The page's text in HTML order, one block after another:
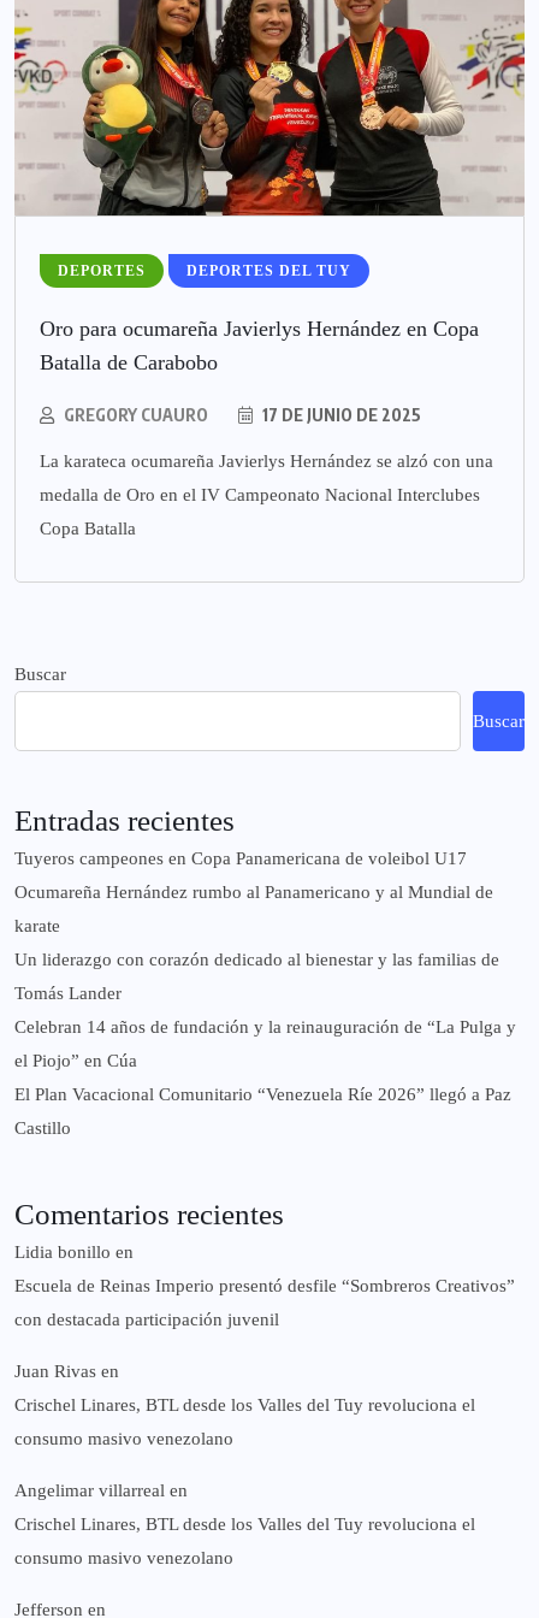
DEPORTES DEPORTES DEL TUY
Oro para ocumareña Javierlys Hernández en Copa
Batalla de Carabobo
GREGORY CUAURO 17 DE JUNIO DE 2025
La karateca ocumareña Javierlys Hernández se alzó con una
medalla de Oro en el IV Campeonato Nacional Interclubes
Copa Batalla
Buscar
Buscar
Entradas recientes
Tuyeros campeones en Copa Panamericana de voleibol U17
Ocumareña Hernández rumbo al Panamericano y al Mundial de
karate
Un liderazgo con corazón dedicado al bienestar y las familias de
Tomás Lander
Celebran 14 años de fundación y la reinauguración de “La Pulga y
el Piojo” en Cúa
El Plan Vacacional Comunitario “Venezuela Ríe 2026” llegó a Paz
Castillo​
Comentarios recientes
Lidia bonillo en
Escuela de Reinas Imperio presentó desfile “Sombreros Creativos”
con destacada participación juvenil
Juan Rivas en
Crischel Linares, BTL desde los Valles del Tuy revoluciona el
consumo masivo venezolano
Angelimar villarreal en
Crischel Linares, BTL desde los Valles del Tuy revoluciona el
consumo masivo venezolano
Jefferson en